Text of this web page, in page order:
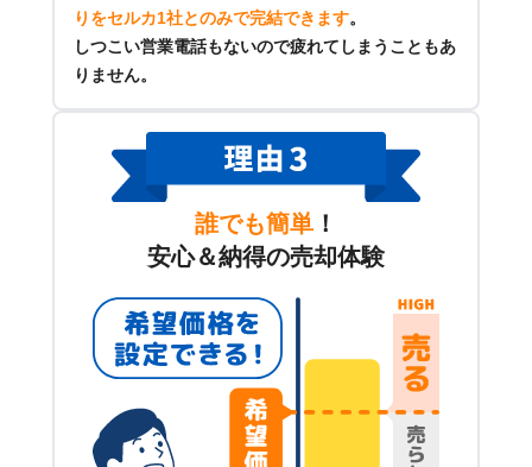
りをセルカ1社とのみで完結できます。
しつこい営業電話もないので疲れてしまうこともあ
りません。
誰でも簡単 ！
安心＆納得の売却体験